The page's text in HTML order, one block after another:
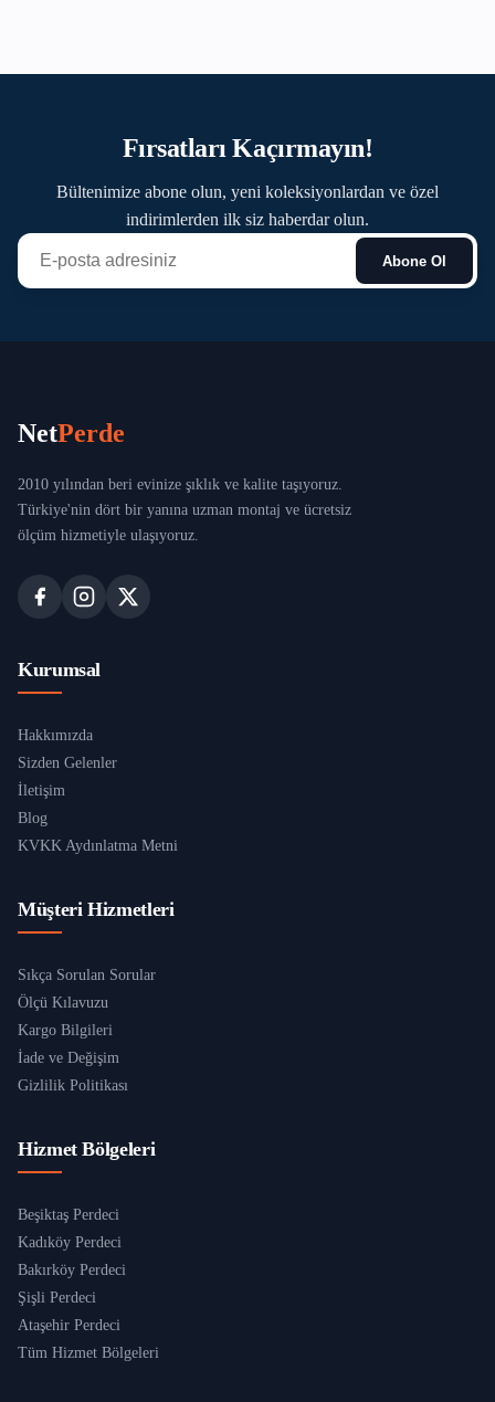
Fırsatları Kaçırmayın!
Bültenimize abone olun, yeni koleksiyonlardan ve özel
indirimlerden ilk siz haberdar olun.
Abone Ol
NetPerde
2010 yılından beri evinize şıklık ve kalite taşıyoruz.
Türkiye'nin dört bir yanına uzman montaj ve ücretsiz
ölçüm hizmetiyle ulaşıyoruz.
Kurumsal
Hakkımızda
Sizden Gelenler
İletişim
Blog
KVKK Aydınlatma Metni
Müşteri Hizmetleri
Sıkça Sorulan Sorular
Ölçü Kılavuzu
Kargo Bilgileri
İade ve Değişim
Gizlilik Politikası
Hizmet Bölgeleri
Beşiktaş Perdeci
Kadıköy Perdeci
Bakırköy Perdeci
Şişli Perdeci
Ataşehir Perdeci
Tüm Hizmet Bölgeleri